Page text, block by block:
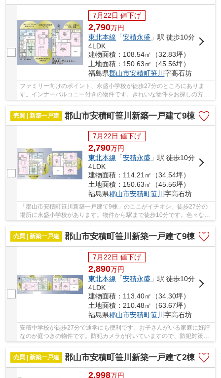
7月22日 値下げ
2,790万円
東北本線 「安積永盛 」駅 徒歩10分
4LDK
建物面積：108.54㎡（32.83坪）
土地面積：150.63㎡（45.56坪）
福島県郡山市安積町笹川字高石坊
ファミリー向けのポイント、永盛小学校が徒歩27分のところにありま
す。インナーバルコニー付きの物件です。きれいな物件をお探しの方
は、ぜひこちらの新築物件をご覧ください。一戸建...
売買 | 新築一戸建
郡山市安積町笹川新築一戸建て9棟
7月22日 値下げ
2,790万円
東北本線 「安積永盛 」駅 徒歩10分
4LDK
建物面積：114.21㎡（34.54坪）
土地面積：150.63㎡（45.56坪）
福島県郡山市安積町笹川字高石坊
「郡山市安積町笹川新築一戸建て9棟」のここがイチオシ。徒歩27分の
場所に永盛小学校があります。物件から駅まで徒歩10分です。色々な使
売買 | 新築一戸建
郡山市安積町笹川新築一戸建て9棟
7月22日 値下げ
2,890万円
東北本線 「安積永盛 」駅 徒歩10分
4LDK
建物面積：113.40㎡（34.30坪）
土地面積：210.48㎡（63.67坪）
福島県郡山市安積町笹川字高石坊
安積中学校が徒歩27分で通学にも便利です。お子さんがいる家庭に好評
なのが庭つきの物件です。防犯カメラが付いていますので、防犯対策を
売買 | 新築一戸建
郡山市安積町笹川新築一戸建て2棟
2,998万円